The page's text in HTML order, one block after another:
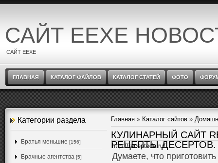
САЙТ EEXE
САЙТ EEXE
ГЛАВНАЯ КАТАЛОГ ФАЙЛОВ КАТАЛОГ СТАТЕЙ ФОТО
Категории раздела
Братья меньшие [156]
Брачные агентства [5]
Главная » Каталог сайтов »
КУЛИНАРНЫЙ САЙТ
РЕЦЕПТЫ ДЕСЕРТОВ.
http://recepteda.ru/
Думаете, что